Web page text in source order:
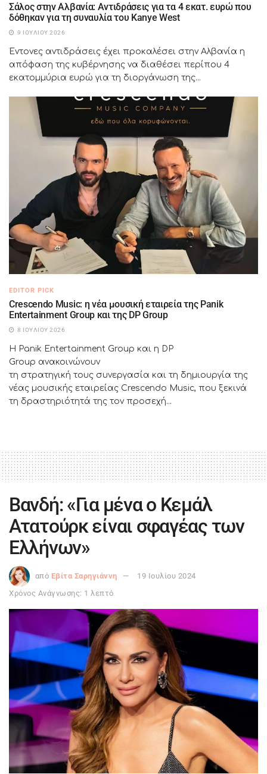
Σάλος στην Αλβανία: Αντιδράσεις για τα 4 εκατ. ευρώ που
δόθηκαν για τη συναυλία του Kanye West
9 ΙΟΥΛΊΟΥ 2026
Έντονες αντιδράσεις έχει προκαλέσει στην Αλβανία η
απόφαση της κυβέρνησης να διαθέσει περίπου 4
εκατομμύρια ευρώ για τη διοργάνωση της...
EDITOR PICK
Crescendo Music: η νέα μουσική εταιρεία της Panik
Entertainment Group και της DP Group
8 ΙΟΥΛΊΟΥ 2026
Η Panik Entertainment Group και η DP
Group ανακοινώνουν
τη στρατηγική τους συνεργασία και τη δημιουργία της
νέας μουσικής εταιρείας Crescendo Music, που ξεκινά
τη δραστηριότητά της τον προσεχή...
Βανδή: «Για μένα ο Κεμάλ
Ατατούρκ είναι σφαγέας των
Ελλήνων»
από Εβίτα Σαρηγιάννη
19 Ιουλίου 2024
Χρόνος Ανάγνωσης: 1 λεπτό